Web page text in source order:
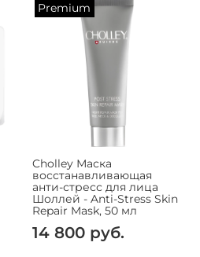
Premium
Cholley Маска
восстанавливающая
анти-стресс для лица
Шоллей - Anti-Stress Skin
Repair Mask, 50 мл
14 800 руб.